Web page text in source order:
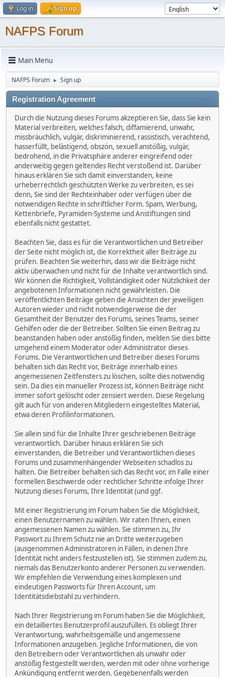
Log in Sign up
NAFPS Forum
Main Menu
NAFPS Forum ► Sign up
Registration Agreement
Durch die Nutzung dieses Forums akzeptieren Sie, dass Sie kein
Material verbreiten, welches falsch, diffamierend, unwahr,
missbräuchlich, vulgär, diskriminierend, rassistisch, verachtend,
hasserfüllt, belästigend, obszön, sexuell anstößig, vulgär,
bedrohend, in die Privatsphäre anderer eingreifend oder
anderweitig gegen geltendes Recht verstoßend ist. Darüber
hinaus erklären Sie sich damit einverstanden, keine
urheberrechtlich geschützten Werke zu verbreiten, es sei
denn, Sie sind der Rechteinhaber oder verfügen über die
notwendigen Rechte in schriftlicher Form. Spam, Werbung,
Kettenbriefe, Pyramiden-Systeme und Anstiftungen sind
ebenfalls nicht gestattet.
Beachten Sie, dass es für die Verantwortlichen und Betreiber
der Seite nicht möglich ist, die Korrektheit aller Beiträge zu
prüfen. Beachten Sie weiterhin, dass wir die Beiträge nicht
aktiv überwachen und nicht für die Inhalte verantwortlich sind.
Wir können die Richtigkeit, Vollständigkeit oder Nützlichkeit der
angebotenen Informationen nicht gewährleisten. Die
veröffentlichten Beiträge geben die Ansichten der jeweiligen
Autoren wieder und nicht notwendigerweise die der
Gesamtheit der Benutzer des Forums, seines Teams, seiner
Gehilfen oder die der Betreiber. Sollten Sie einen Beitrag zu
beanstanden haben oder anstößig finden, melden Sie dies bitte
umgehend einem Moderator oder Administrator dieses
Forums. Die Verantwortlichen und Betreiber dieses Forums
behalten sich das Recht vor, Beiträge innerhalb eines
angemessenen Zeitfensters zu löschen, sollte dies notwendig
sein. Da dies ein manueller Prozess ist, können Beiträge nicht
immer sofort gelöscht oder zensiert werden. Diese Regelung
gilt auch für von anderen Mitgliedern eingestelltes Material,
etwa deren Profilinformationen.
Sie allein sind für die Inhalte Ihrer geschriebenen Beiträge
verantwortlich. Darüber hinaus erklären Sie sich
einverstanden, die Betreiber und Verantwortlichen dieses
Forums und zusammenhängender Webseiten schadlos zu
halten. Die Betreiber behalten sich das Recht vor, im Falle einer
formellen Beschwerde oder rechtlicher Schritte infolge Ihrer
Nutzung dieses Forums, Ihre Identität (und ggf.
Mit einer Registrierung im Forum haben Sie die Möglichkeit,
einen Benutzernamen zu wählen. Wir raten Ihnen, einen
angemessenen Namen zu wählen. Sie stimmen zu, Ihr
Passwort zu Ihrem Schutz nie an Dritte weiterzugeben
(ausgenommen Administratoren in Fällen, in denen Ihre
Identität nicht anders festzustellen ist). Sie stimmen zudem zu,
niemals das Benutzerkonto anderer Personen zu verwenden.
Wir empfehlen die Verwendung eines komplexen und
eindeutigen Passworts für Ihren Account, um
Identitätsdiebstahl zu verhindern.
Nach Ihrer Registrierung im Forum haben Sie die Möglichkeit,
ein detailliertes Benutzerprofil auszufüllen. Es obliegt Ihrer
Verantwortung, wahrheitsgemäße und angemessene
Informationen anzugeben. Jegliche Informationen, die von
den Betreibern oder Verantwortlichen als unwahr oder
anstößig festgestellt werden, werden mit oder ohne vorherige
Ankündigung entfernt werden. Gegebenenfalls werden